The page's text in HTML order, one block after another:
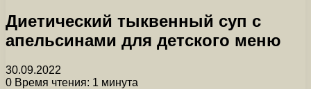
Диетический тыквенный суп с
апельсинами для детского меню
30.09.2022
0 Время чтения: 1 минута